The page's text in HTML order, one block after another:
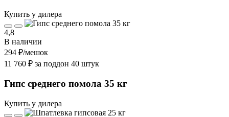
Купить у дилера
4,8
В наличии
294 ₽/мешок
11 760 ₽ за поддон 40 штук
Гипс среднего помола 35 кг
Купить у дилера